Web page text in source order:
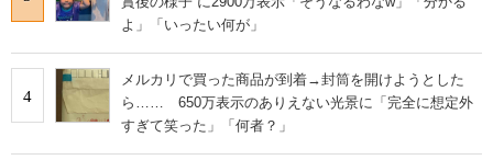
よ」「いったい何が」
4
メルカリで買った商品が到着→封筒を開けようとした
ら…… 650万表示のありえない光景に「完全に想定外
すぎて笑った」「何者？」